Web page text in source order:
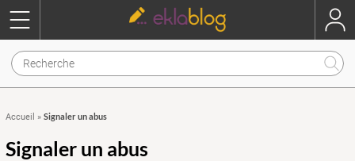
Accueil » Signaler un abus
Signaler un abus